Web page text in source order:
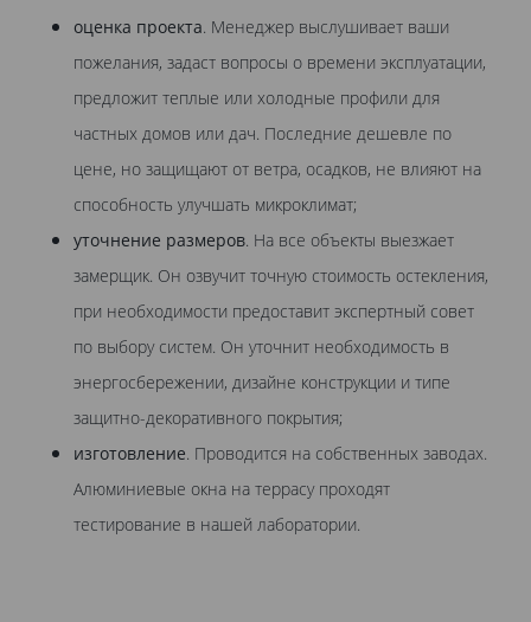
оценка проекта. Менеджер выслушивает ваши
пожелания, задаст вопросы о времени эксплуатации,
предложит теплые или холодные профили для
частных домов или дач. Последние дешевле по
цене, но защищают от ветра, осадков, не влияют на
способность улучшать микроклимат;
уточнение размеров. На все объекты выезжает
замерщик. Он озвучит точную стоимость остекления,
при необходимости предоставит экспертный совет
по выбору систем. Он уточнит необходимость в
энергосбережении, дизайне конструкции и типе
защитно-декоративного покрытия;
изготовление. Проводится на собственных заводах.
Алюминиевые окна на террасу проходят
тестирование в нашей лаборатории.